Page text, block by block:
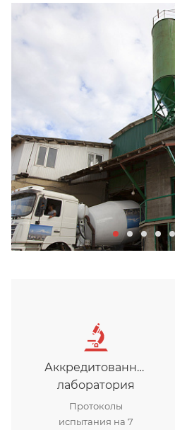
Аккредитованная
лаборатория
Протоколы
испытания на 7